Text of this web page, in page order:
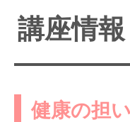
講座情報
健康の担